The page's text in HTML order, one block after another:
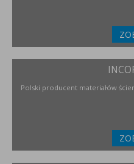
Polski producent materiałów